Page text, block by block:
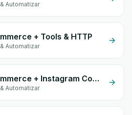
Automatizar
+ Tools & HTTP
Automatizar
WooCommerce + Instagram Comment
Automatizar